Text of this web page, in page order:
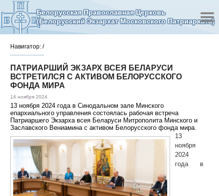
Белорусская Православная Церковь
(Белорусский Экзархат Московского Патриархата)
Навигатор: /
ПАТРИАРШИЙ ЭКЗАРХ ВСЕЯ БЕЛАРУСИ
ВСТРЕТИЛСЯ С АКТИВОМ БЕЛОРУССКОГО
ФОНДА МИРА
14 ноября 2024
13 ноября 2024 года в Синодальном зале Минского
епархиального управления состоялась рабочая встреча
Патриаршего Экзарха всея Беларуси Митрополита Минского и
Заславского Вениамина с активом Белорусского фонда мира.
13
ноября
2024
года в